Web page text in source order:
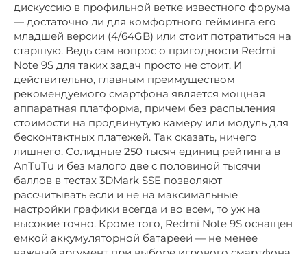
дискуссию в профильной ветке известного форума
— достаточно ли для комфортного гейминга его
младшей версии (4/64GB) или стоит потратиться на
старшую. Ведь сам вопрос о пригодности Redmi
Note 9S для таких задач просто не стоит. И
действительно, главным преимуществом
рекомендуемого смартфона является мощная
аппаратная платформа, причем без распыления
стоимости на продвинутую камеру или модуль для
бесконтактных платежей. Так сказать, ничего
лишнего. Солидные 250 тысяч единиц рейтинга в
AnTuTu и без малого две с половиной тысячи
баллов в тестах 3DMark SSE позволяют
рассчитывать если и не на максимальные
настройки графики всегда и во всем, то уж на
высокие точно. Кроме того, Redmi Note 9S оснащен
емкой аккумуляторной батареей — не менее